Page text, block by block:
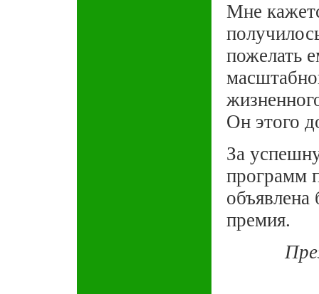
Мне
пожелать
Он этого
За
программ
объявлена
премия.